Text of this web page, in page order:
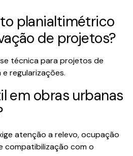
planialtimétrico
de projetos?
técnica para projetos de
regularizações.
em obras urbanas
atenção a relevo, ocupação
compatibilização com o